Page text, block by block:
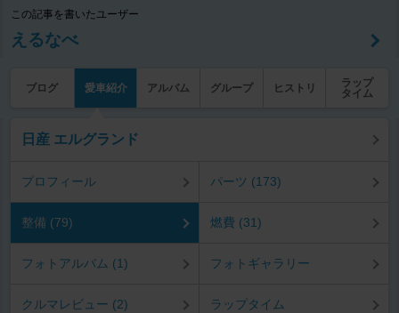
この記事を書いたユーザー
えるなべ
ブログ 愛車紹介 アルバム グループ ヒストリ
ラップ
タイム
日産 エルグランド
プロフィール パーツ (173)
整備 (79) 燃費 (31)
フォトアルバム (1) フォトギャラリー
クルマレビュー (2) ラップタイム